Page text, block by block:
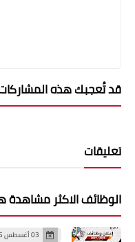
قد تُعجبك هذه
تعليقات
الوظائف الاكثر مشاهدة
03 أغسطس 2026